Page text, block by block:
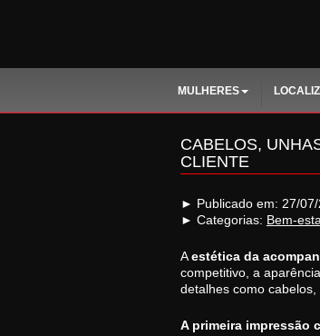
MULHERES
CABELOS,
CLIENTE
► Publicado em: 27/
► Categorias: Bem-
Aestética da
competitivo, a
detalhes como
A primeira impressão